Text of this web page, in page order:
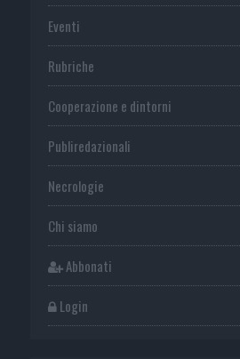
Eventi
Rubriche
Cooperazione e dintorni
Publiredazionali
Necrologie
Chi siamo
Abbonati
Login